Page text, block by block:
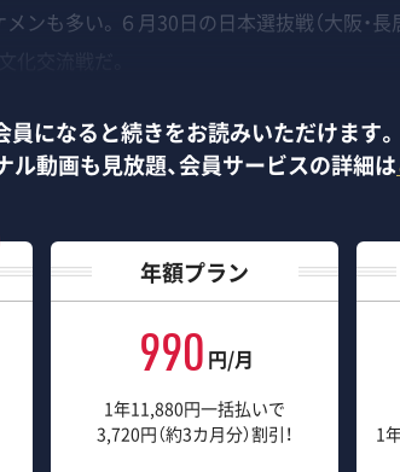
ンも多い。６月30日の日本選抜戦（大阪・長
員になると続きをお読みいただけます。
ル動画も見放題、会員サービスの詳細は
年額プラン
990 円/月
1年11,880円一括払いで
3,720円（約3カ月分）割引！
1